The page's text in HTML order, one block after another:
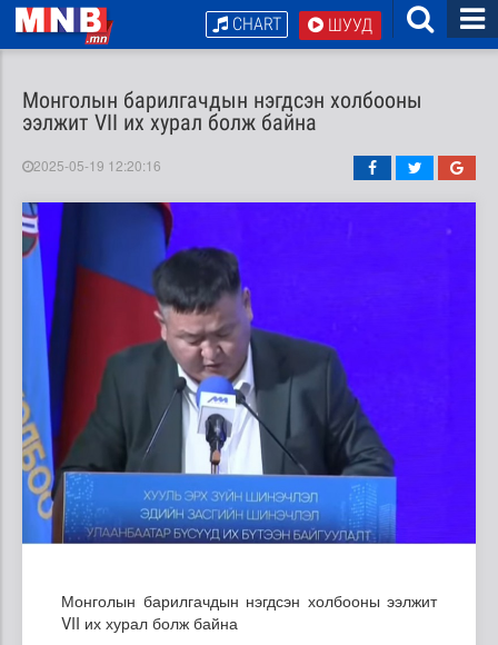
ШУУД
CHART
Монголын барилгачдын нэгдсэн холбооны
ээлжит VII их хурал болж байна
2025-05-19 12:20:16
Монголын барилгачдын нэгдсэн холбооны ээлжит
VII их хурал болж байна